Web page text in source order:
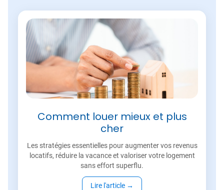
Comment louer mieux et plus
cher
Les stratégies essentielles pour augmenter vos revenus
locatifs, réduire la vacance et valoriser votre logement
sans effort superflu.
Lire l'article →